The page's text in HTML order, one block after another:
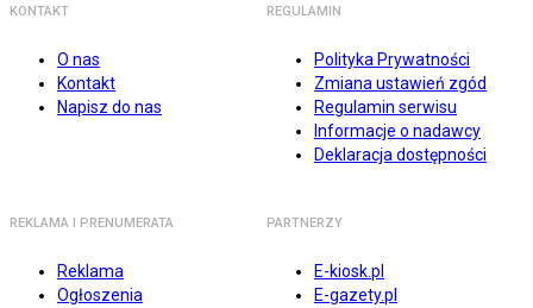
KONTAKT
O nas
Kontakt
Napisz do nas
REGULAMIN
Polityka Prywatności
Zmiana ustawień zgód
Regulamin serwisu
Informacje o nadawcy
Deklaracja dostępności
REKLAMA I PRENUMERATA
Reklama
Ogłoszenia
PARTNERZY
E-kiosk.pl
E-gazety.pl